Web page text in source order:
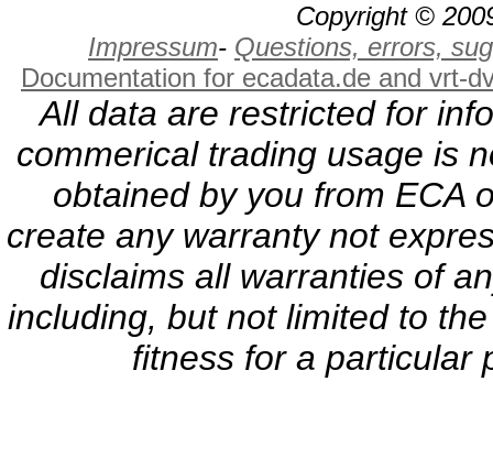
Copyright ©
Impressum- Questions, errors,
Documentation for ecadata.de and vrt-
All data are restricted for
commerical trading usage is
obtained by you from ECA
create any warranty not
disclaims all warranties of
including, but not limited to
fitness for a particular